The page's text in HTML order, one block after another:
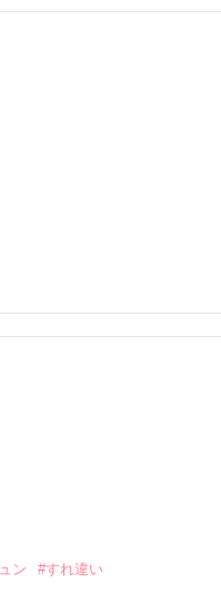
日記の様なものですので、苦
ン #すれ違い